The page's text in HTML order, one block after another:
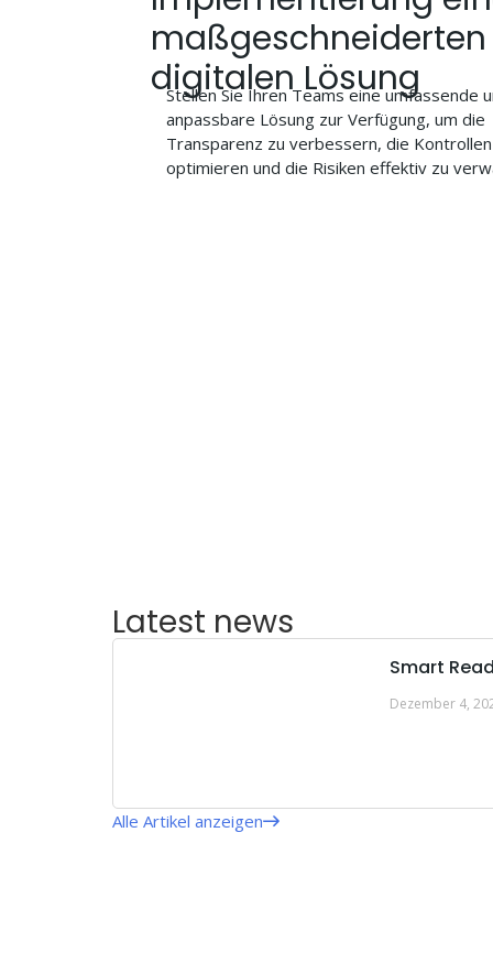
maßgeschneiderten
digitalen Lösung
Stellen Sie Ihren Teams eine umfassende
anpassbare Lösung zur Verfügung, um die
Transparenz zu verbessern, die
optimieren und die Risiken effektiv zu
Latest news
Smart
Dezember 4,
Alle Artikel anzeigen